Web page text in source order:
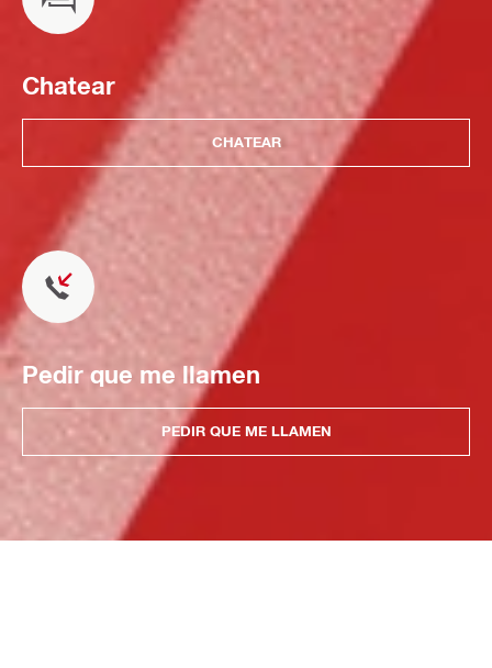
Chatear
CHATEAR
Pedir que me llamen
PEDIR QUE ME LLAMEN